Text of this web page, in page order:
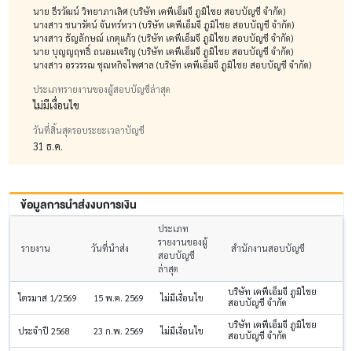
นาย ธีรวัฒน์ วิทยาภาเลิศ (บริษัท เคพีเอ็มจี ภูมิไชย สอบบัญชี จำกัด)
นางสาว ชนารัตน์ จันทร์หวา (บริษัท เคพีเอ็มจี ภูมิไชย สอบบัญชี จำกัด)
นางสาว ธัญลักษณ์ เกตุแก้ว (บริษัท เคพีเอ็มจี ภูมิไชย สอบบัญชี จำกัด)
นาย บุญญฤทธิ์ ถนอมเจริญ (บริษัท เคพีเอ็มจี ภูมิไชย สอบบัญชี จำกัด)
นางสาว อรวรรณ ชุณหกิจไพศาล (บริษัท เคพีเอ็มจี ภูมิไชย สอบบัญชี จำกัด)
ประเภทรายงานของผู้สอบบัญชีล่าสุด
ไม่มีเงื่อนไข
วันที่สิ้นสุดรอบระยะเวลาบัญชี
31 ธ.ค.
ข้อมูลการนำส่งงบการเงิน
รายงาน วันที่นำส่ง
ประเภท
รายงานของผู้
สอบบัญชี
ล่าสุด
สำนักงานสอบบัญชี
ไตรมาส 1/2569 15 พ.ค. 2569 ไม่มีเงื่อนไข
บริษัท เคพีเอ็มจี ภูมิไชย
สอบบัญชี จำกัด
ประจำปี 2568 23 ก.พ. 2569 ไม่มีเงื่อนไข
บริษัท เคพีเอ็มจี ภูมิไชย
สอบบัญชี จำกัด